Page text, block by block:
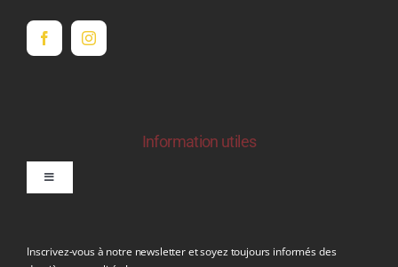
Information utiles
Toggle
Inscrivez-vous à notre newsletter et soyez toujours informés des